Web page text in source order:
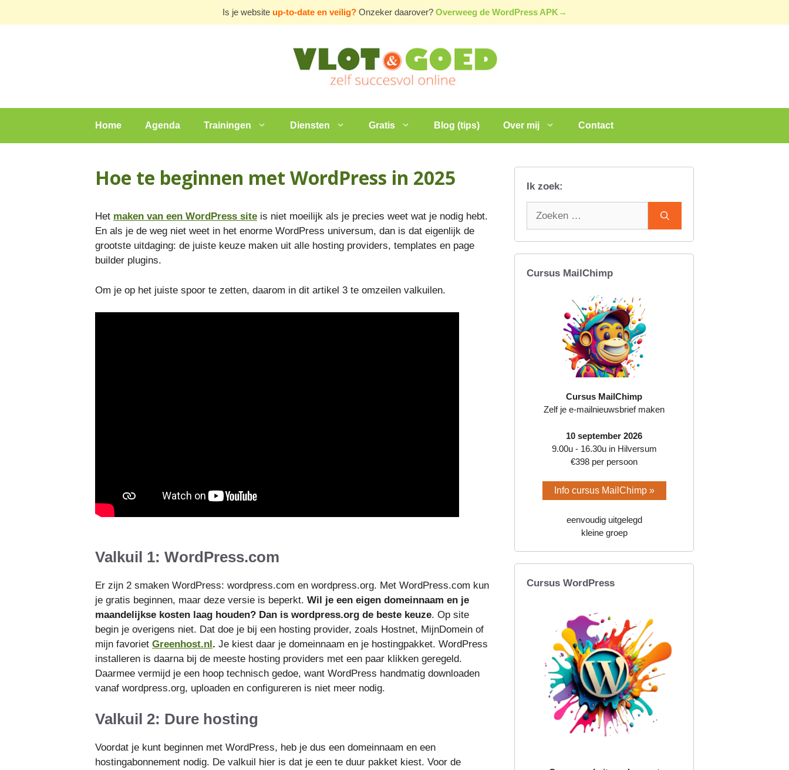
Is je website up-to-date en veilig? Onzeker daarover? Overweeg de WordPress APK→
Home Agenda Trainingen Diensten Gratis Blog (tips) Over mij Contact
Hoe te beginnen met WordPress in 2025
Het maken van een WordPress site is niet moeilijk als je precies weet wat je nodig hebt.
En als je de weg niet weet in het enorme WordPress universum, dan is dat eigenlijk de
grootste uitdaging: de juiste keuze maken uit alle hosting providers, templates en page
builder plugins.
Om je op het juiste spoor te zetten, daarom in dit artikel 3 te omzeilen valkuilen.
Valkuil 1: WordPress.com
Er zijn 2 smaken WordPress: wordpress.com en wordpress.org. Met WordPress.com kun
je gratis beginnen, maar deze versie is beperkt. Wil je een eigen domeinnaam en je
maandelijkse kosten laag houden? Dan is wordpress.org de beste keuze. Op site
begin je overigens niet. Dat doe je bij een hosting provider, zoals Hostnet, MijnDomein of
mijn favoriet Greenhost.nl. Je kiest daar je domeinnaam en je hostingpakket. WordPress
installeren is daarna bij de meeste hosting providers met een paar klikken geregeld.
Daarmee vermijd je een hoop technisch gedoe, want WordPress handmatig downloaden
vanaf wordpress.org, uploaden en configureren is niet meer nodig.
Valkuil 2: Dure hosting
Voordat je kunt beginnen met WordPress, heb je dus een domeinnaam en een
hostingabonnement nodig. De valkuil hier is dat je een te duur pakket kiest. Voor de
Ik zoek:
Cursus MailChimp
Cursus MailChimp
Zelf je e-mailnieuwsbrief maken
10 september 2026
9.00u - 16.30u in Hilversum
€398 per persoon
Info cursus MailChimp »
eenvoudig uitgelegd
kleine groep
Cursus WordPress